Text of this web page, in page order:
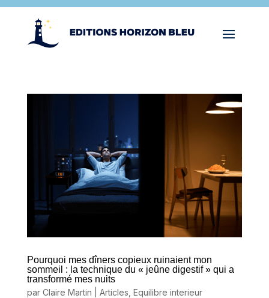
Pourquoi mes dîners copieux ruinaient mon
sommeil : la technique du « jeûne digestif » qui a
transformé mes nuits
par Claire Martin Articles Equilibre interieur